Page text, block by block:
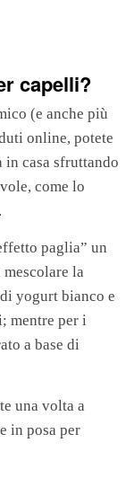
capelli?
(e anche più
online, potete
in casa sfruttando
come lo
paglia” un
la
yogurt bianco e
mentre per i
a base di
una volta a
in posa per